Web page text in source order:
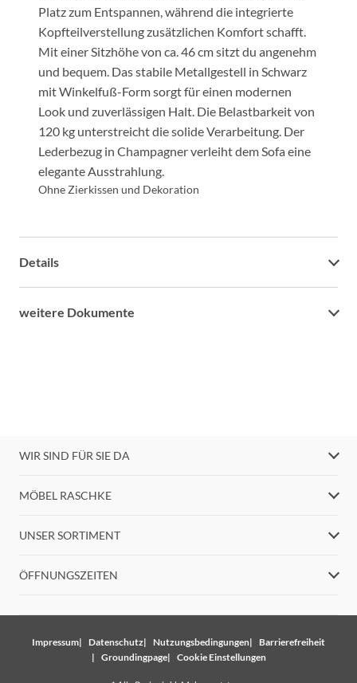
Platz zum Entspannen, während die integrierte
Kopfteilverstellung zusätzlichen Komfort schafft.
Mit einer Sitzhöhe von ca. 46 cm sitzt du angenehm
und bequem. Das stabile Metallgestell in Schwarz
mit Winkelfuß-Form sorgt für einen modernen
Look und zuverlässigen Halt. Die Belastbarkeit von
120 kg unterstreicht die solide Verarbeitung. Der
Lederbezug in Champagner verleiht dem Sofa eine
elegante Ausstrahlung.
Ohne Zierkissen und Dekoration
Details
weitere Dokumente
WIR SIND FÜR SIE DA
MÖBEL RASCHKE
UNSER SORTIMENT
ÖFFNUNGSZEITEN
Impressum Datenschutz Nutzungsbedingungen
Barrierefreiheit
Groundingpage
Cookie Einstellungen